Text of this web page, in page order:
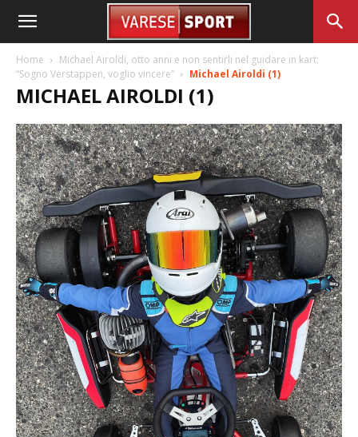
Home
Michael Airoldi, otto anni e non sentirli nel guidare in kart:
“Sogno Verstappen, voglio vincere”
Michael Airoldi (1)
MICHAEL AIROLDI (1)